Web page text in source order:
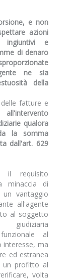
e non
azioni
ingiuntivi e
di denaro
ne sia
della
fatture e
qualora
la somma
dall'art. 629
il requisito
minaccia di
vantaggio
all'agente
al soggetto
giudiziaria
al
interesse, ma
ed estranea
un profitto al
volta